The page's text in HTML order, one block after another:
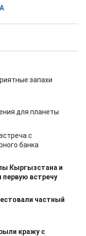
запахи
для планеты
с
банка
Кыргызстана и
встречу
частный
кражу с